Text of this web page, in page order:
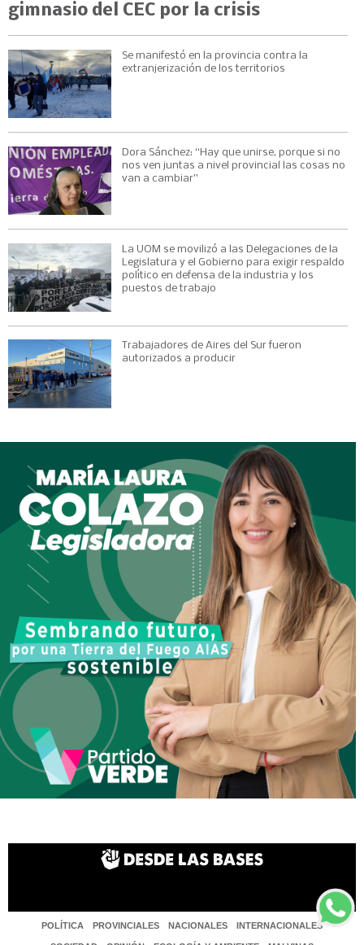
gimnasio del CEC por la crisis
Se manifestó en la provincia contra la
extranjerización de los territorios
Dora Sánchez: “Hay que unirse, porque si no
nos ven juntas a nivel provincial las cosas no
van a cambiar”
La UOM se movilizó a las Delegaciones de la
Legislatura y el Gobierno para exigir respaldo
político en defensa de la industria y los
puestos de trabajo
Trabajadores de Aires del Sur fueron
autorizados a producir
POLÍTICA PROVINCIALES NACIONALES INTERNACIONALES